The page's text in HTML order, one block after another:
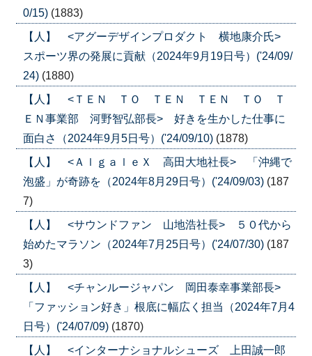
0/15) (1883)
【人】 <アグーデザインプロダクト 横地康介氏>
スポーツ界の発展に貢献（2024年9月19日号）('24/09/
24) (1880)
【人】 <ＴＥＮ ＴＯ ＴＥＮ ＴＥＮ ＴＯ Ｔ
ＥＮ事業部 河野智弘部長> 好きを生かした仕事に
面白さ（2024年9月5日号）('24/09/10) (1878)
【人】 <ＡｌｇａｌｅＸ 高田大地社長> 「沖縄で
泡盛」が奇跡を（2024年8月29日号）('24/09/03) (187
7)
【人】 <サウンドファン 山地浩社長> ５０代から
始めたマラソン（2024年7月25日号）('24/07/30) (187
3)
【人】 <チャンルージャパン 岡田泰幸事業部長>
「ファッション好き」根底に幅広く担当（2024年7月4
日号）('24/07/09) (1870)
【人】 <インターナショナルシューズ 上田誠一郎